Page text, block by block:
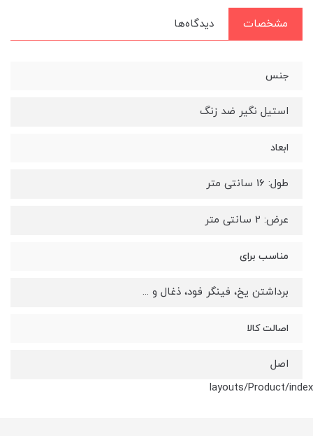
مشخصات دیدگاه‌ها
جنس
استیل نگیر ضد زنگ
ابعاد
طول: 16 سانتی متر
عرض: 2 سانتی متر
مناسب برای
برداشتن یخ، فینگر فود، ذغال و ...
اصالت کالا
اصل
layouts/Product/index